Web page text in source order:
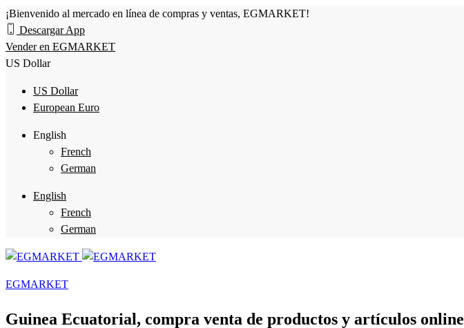
¡Bienvenido al mercado en línea de compras y ventas, EGMARKET!
Descargar App
Vender en EGMARKET
US Dollar
US Dollar
European Euro
English
French
German
English
French
German
EGMARKET
Guinea Ecuatorial, compra venta de productos y artículos online